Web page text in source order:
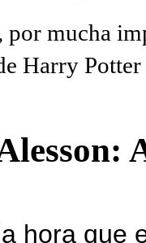
mucha
Harry
hora que